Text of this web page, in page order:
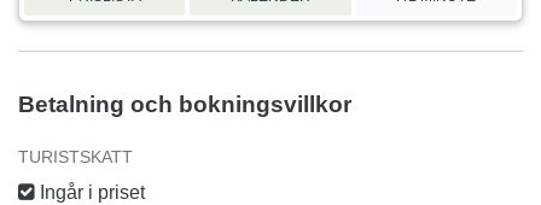
Betalning och bokningsvillkor
TURISTSKATT
Ingår i priset